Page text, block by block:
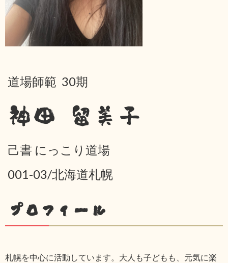
道場師範 30期
神田 留美子
己書 にっこり道場
001-03/北海道札幌
プロフィール
札幌を中心に活動しています。大人も子どもも、元気に楽